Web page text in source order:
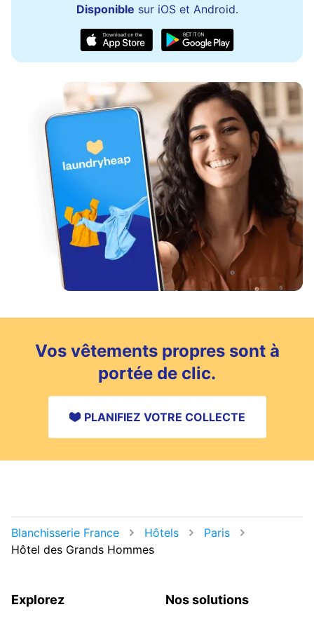
Disponible sur iOS et Android.
Vos vêtements propres sont à
portée de clic.
PLANIFIEZ VOTRE COLLECTE
Blanchisserie France Hôtels
Paris
Hôtel des Grands Hommes
Explorez Nos solutions